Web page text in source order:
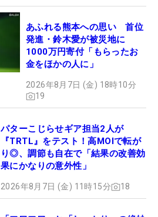
あふれる熊本への思い 首位
発進・鈴木愛が被災地に
1000万円寄付「もらったお
金をほかの人に」
2026年8月7日 (金) 18時10分
19
パターこじらせギア担当2人が
『TRTL』をテスト！高MOIで転が
り◎、調節も自在で「結果の改善効
果にかなりの意外性」
2026年8月7日 (金) 11時15分 18